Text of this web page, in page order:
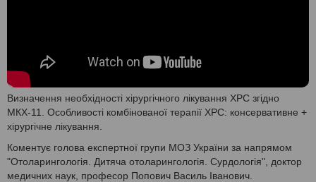
Визначення необхідності хірургічного лікування ХРС згідно
МКХ-11. Особливості комбінованої терапії ХРС: консервативне +
хірургічне лікування.
Коментує голова експертної групи МОЗ України за напрямом
"Отоларингологія. Дитяча отоларингологія. Сурдологія", доктор
медичних наук, професор Попович Василь Іванович.